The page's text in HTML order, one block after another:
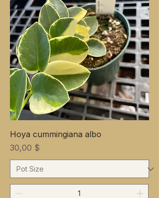
Hoya cummingiana albo
Цена
30,00 $